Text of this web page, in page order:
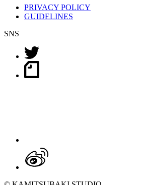
PRIVACY POLICY
GUIDELINES
SNS